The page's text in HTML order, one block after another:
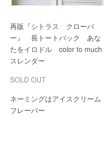
再販『シトラス クローバ
ー』 長トートバック あな
たをイロドル color to much
スレンダー
SOLD OUT
ネーミングはアイスクリーム
フレーバー